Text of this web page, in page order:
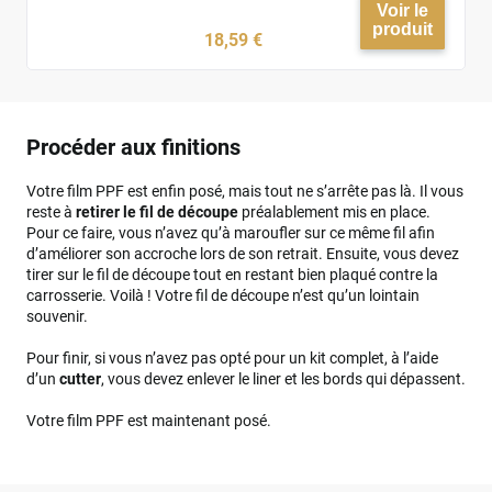
18,59 €
Voir le
produit
Procéder aux finitions
Votre film PPF est enfin posé, mais tout ne s’arrête pas là. Il vous
reste à retirer le fil de découpe préalablement mis en place.
Pour ce faire, vous n’avez qu’à maroufler sur ce même fil afin
d’améliorer son accroche lors de son retrait. Ensuite, vous devez
tirer sur le fil de découpe tout en restant bien plaqué contre la
carrosserie. Voilà ! Votre fil de découpe n’est qu’un lointain
souvenir.
Pour finir, si vous n’avez pas opté pour un kit complet, à l’aide
d’un cutter, vous devez enlever le liner et les bords qui dépassent.
Votre film PPF est maintenant posé.